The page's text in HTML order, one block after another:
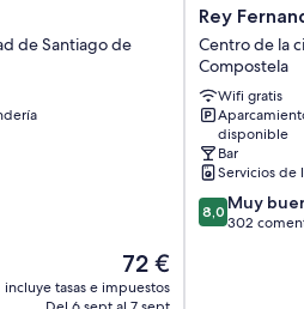
de Santiago de
El
precio
actual
72 €
incluye tasas e impuestos
Rey
Fernando
Centro
de
la
ciudad
de
Santiago
de
Compostela
Rey
Centro de la
Compostela
Wifi gratis
disponible
Bar
Servicios de
8.0
sobre
8,0 Muy
302